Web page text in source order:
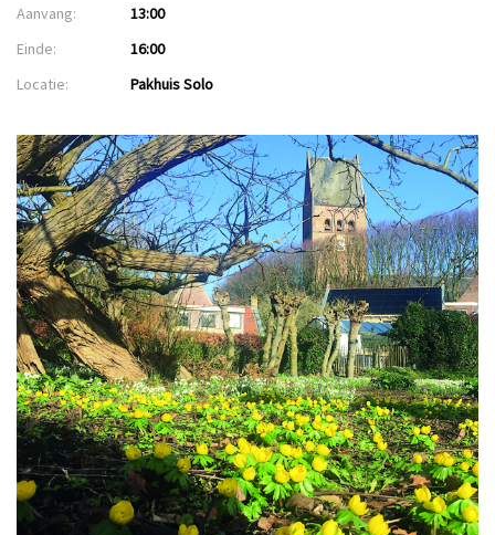
Aanvang:
13:00
Einde:
16:00
Locatie:
Pakhuis Solo